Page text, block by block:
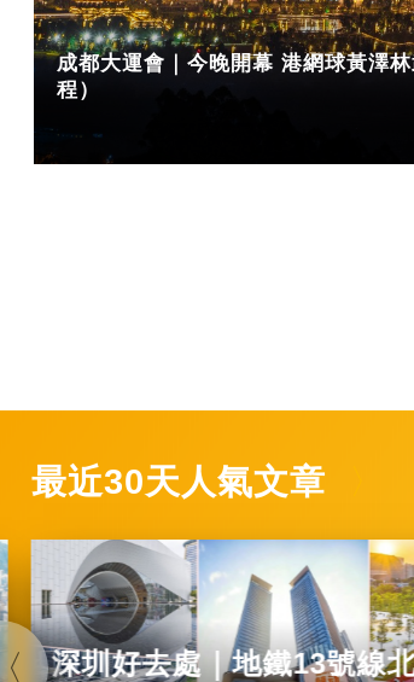
成都大運會｜今晚開幕 港網球黃澤
程）
最近30天人氣文章
深圳好去處｜地鐵13號線